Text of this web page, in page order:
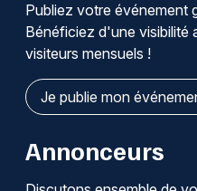
Publiez votre événement
Bénéficiez d'une visibilité
visiteurs mensuels !
Je publie mon
Annonceurs